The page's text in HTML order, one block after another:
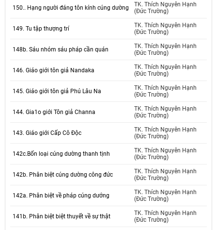
150.. Hạng người đáng tôn kính cúng dường
TK. Thích Nguyên Hạnh
(Đức Trường)
149. Tu tập thượng trí
TK. Thích Nguyên Hạnh
(Đức Trường)
148b. Sáu nhóm sáu pháp cần quán
TK. Thích Nguyên Hạnh
(Đức Trường)
146. Giáo giới tôn giả Nandaka
TK. Thích Nguyên Hạnh
(Đức Trường)
145. Giáo giới tôn giả Phú Lâu Na
TK. Thích Nguyên Hạnh
(Đức Trường)
144. Gia1o giới Tôn giả Channa
TK. Thích Nguyên Hạnh
(Đức Trường)
143. Giáo giới Cấp Cô Độc
TK. Thích Nguyên Hạnh
(Đức Trường)
142c.Bốn loại cúng dường thanh tịnh
TK. Thích Nguyên Hạnh
(Đức Trường)
142b. Phân biệt cúng dường công đức
TK. Thích Nguyên Hạnh
(Đức Trường)
142a. Phân biệt về pháp cúng dướng
TK. Thích Nguyên Hạnh
(Đức Trường)
141b. Phân biệt biệt thuyết về sự thật
TK. Thích Nguyên Hạnh
(Đức Trường)